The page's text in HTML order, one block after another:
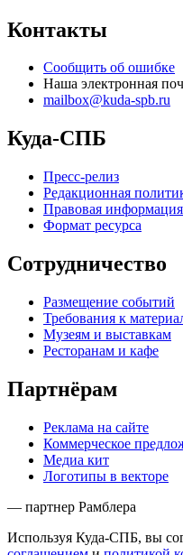
Контакты
Сообщить об ошибке
Наша электронная
mailbox@kuda-spb.ru
Куда-СПБ
Пресс-релиз
Редакционная
Правовая информация
Формат ресурса
Сотрудничество
Размещение событий
Требования к
Музеям и выставкам
Ресторанам и кафе
Партнёрам
Реклама на сайте
Коммерческое
Медиа кит
Логотипы в векторе
— партнер Рамблера
Используя Куда-СПБ, вы